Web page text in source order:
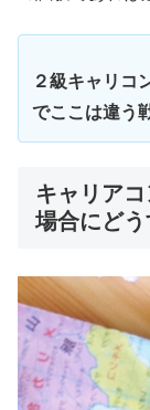
２級キャリコ
でここは違う
キャリア
場合にどう